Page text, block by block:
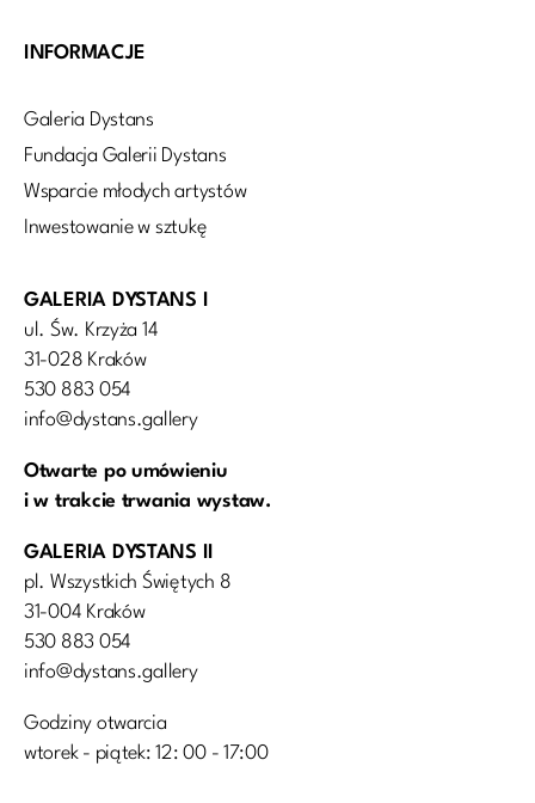
INFORMACJE
Galeria Dystans
Fundacja Galerii Dystans
Wsparcie młodych artystów
Inwestowanie w sztukę
GALERIA DYSTANS I
ul. Św. Krzyża 14
31-028 Kraków
530 883 054
info@dystans.gallery
Otwarte po umówieniu
i w trakcie trwania wystaw.
GALERIA DYSTANS II
pl. Wszystkich Świętych 8
31-004 Kraków
530 883 054
info@dystans.gallery
Godziny otwarcia
wtorek - piątek: 12: 00 - 17:00